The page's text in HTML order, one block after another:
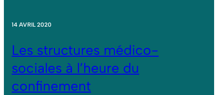
14 AVRIL 2020
Les structures médico-
sociales à l’heure du
confinement